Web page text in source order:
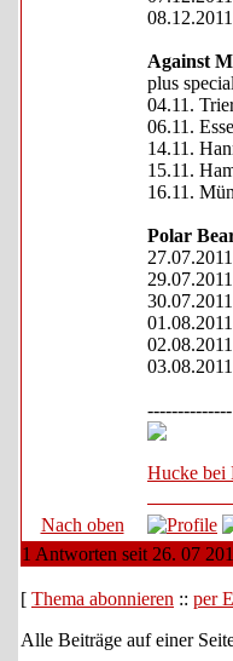
Against
plus
04.11.
06.11.
14.11.
15.11.
16.11.
Polar
--------------
Hucke bei
Nach oben
1 Antworten seit 26. 07
[ Thema abonnieren :: per
Alle Beiträge auf einer